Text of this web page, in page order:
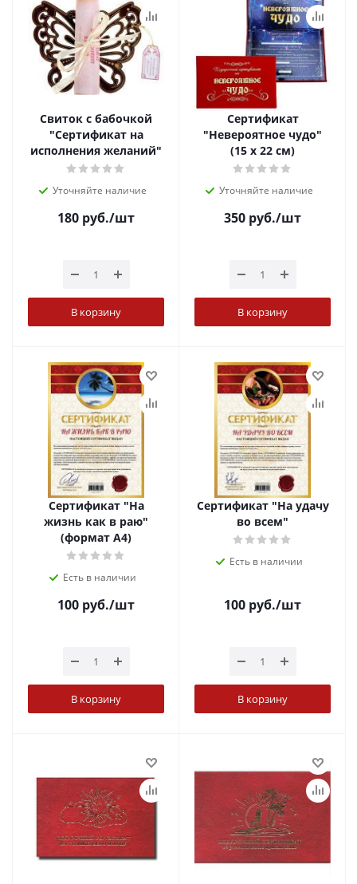
Свиток с бабочкой
"Сертификат на
исполнения желаний"
Уточняйте наличие
180 руб./шт
В корзину
Сертификат
"Невероятное чудо"
(15 х 22 см)
Уточняйте наличие
350 руб./шт
В корзину
Сертификат "На
жизнь как в раю"
(формат А4)
Есть в наличии
100 руб./шт
В корзину
Сертификат "На удачу
во всем"
Есть в наличии
100 руб./шт
В корзину